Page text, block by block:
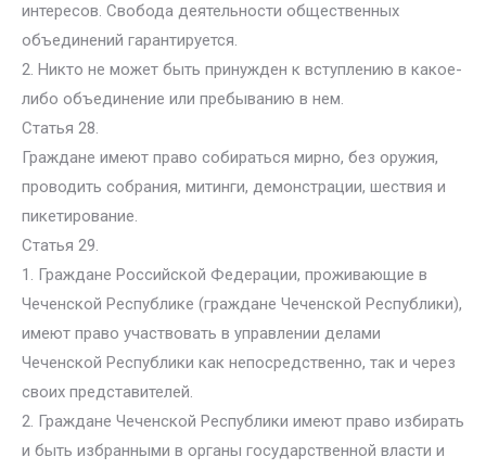
интересов. Свобода деятельности общественных
объединений гарантируется.
2. Никто не может быть принужден к вступлению в какое-
либо объединение или пребыванию в нем.
Статья 28.
Граждане имеют право собираться мирно, без оружия,
проводить собрания, митинги, демонстрации, шествия и
пикетирование.
Статья 29.
1. Граждане Российской Федерации, проживающие в
Чеченской Республике (граждане Чеченской Республики),
имеют право участвовать в управлении делами
Чеченской Республики как непосредственно, так и через
своих представителей.
2. Граждане Чеченской Республики имеют право избирать
и быть избранными в органы государственной власти и